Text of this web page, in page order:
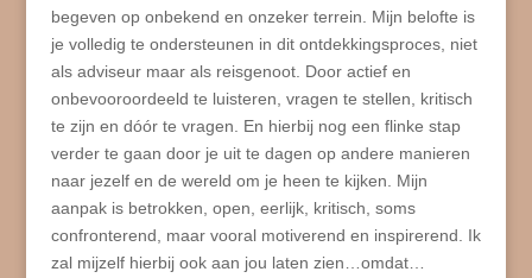
begeven op onbekend en onzeker terrein. Mijn belofte is
je volledig te ondersteunen in dit ontdekkingsproces, niet
als adviseur maar als reisgenoot. Door actief en
onbevooroordeeld te luisteren, vragen te stellen, kritisch
te zijn en dóór te vragen. En hierbij nog een flinke stap
verder te gaan door je uit te dagen op andere manieren
naar jezelf en de wereld om je heen te kijken. Mijn
aanpak is betrokken, open, eerlijk, kritisch, soms
confronterend, maar vooral motiverend en inspirerend. Ik
zal mijzelf hierbij ook aan jou laten zien…omdat…